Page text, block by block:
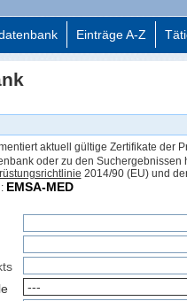
Einträge A-Z
aktuell gültige Zertifikate der
oder zu den Suchergebnissen
2014/90 (EU) und
EMSA-MED